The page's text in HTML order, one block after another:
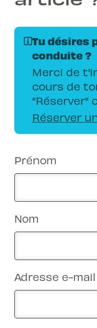
Tu désires
conduite ?
Merci de
cours de
"Réserver"
Réserver
Prénom
Nom
Adresse e-mail